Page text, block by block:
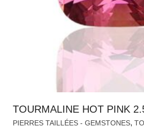
TOURMALINE HOT PINK
PIERRES TAILLÉES - GEMSTONES,